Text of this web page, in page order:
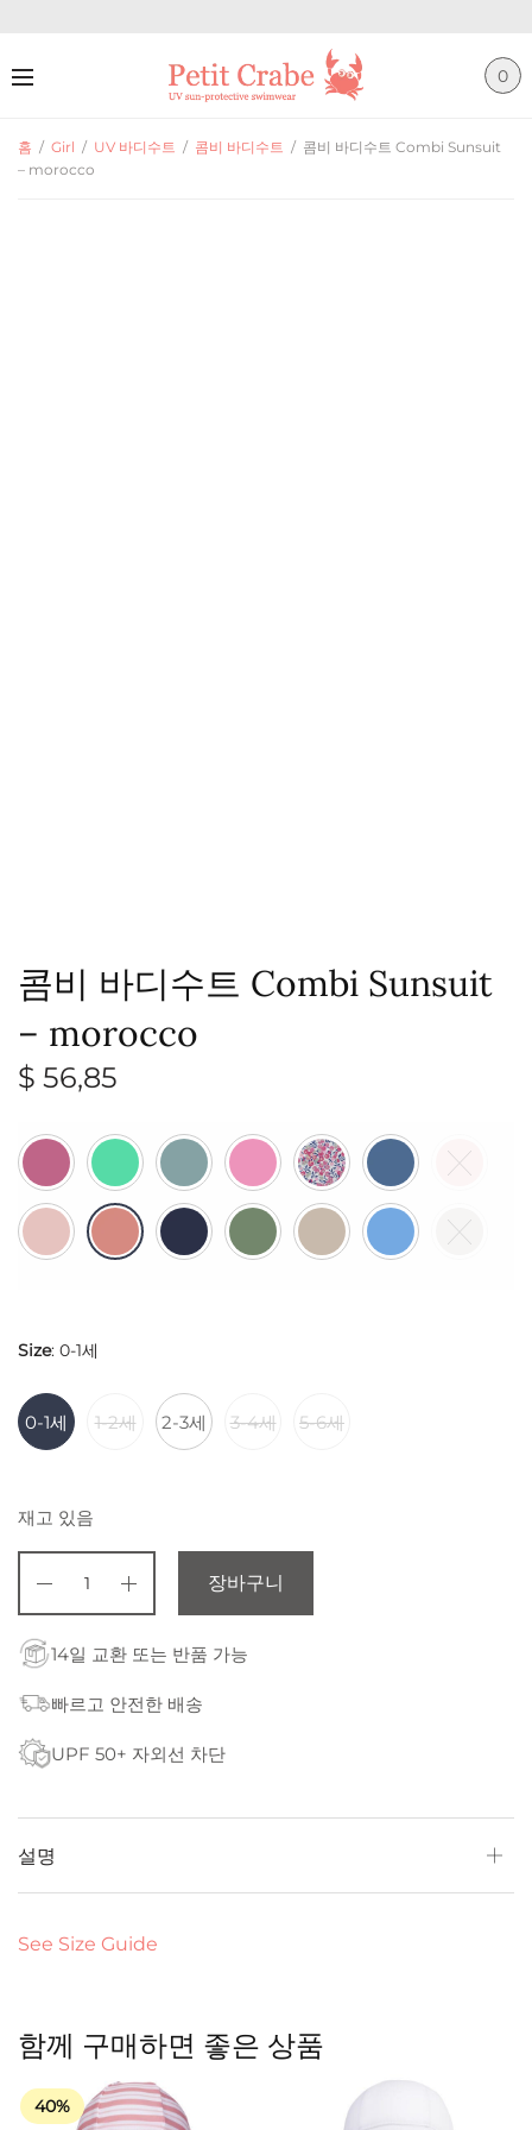
0
홈 / Girl / UV 바디수트 / 콤비 바디수트 / 콤비 바디수트 Combi Sunsuit
– morocco
콤비 바디수트 Combi Sunsuit
– morocco
$ 56,85
Size: 0-1세
0-1세 1-2세 2-3세 3-4세 5-6세
재고 있음
장바구니
14일 교환 또는 반품 가능
빠르고 안전한 배송
UPF 50+ 자외선 차단
설명
See Size Guide
함께 구매하면 좋은 상품
40%